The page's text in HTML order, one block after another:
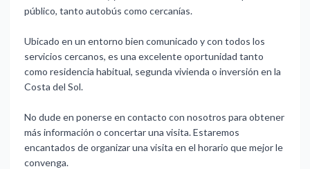
público, tanto autobús como cercanías.
Ubicado en un entorno bien comunicado y con todos los
servicios cercanos, es una excelente oportunidad tanto
como residencia habitual, segunda vivienda o inversión en la
Costa del Sol.
No dude en ponerse en contacto con nosotros para obtener
más información o concertar una visita. Estaremos
encantados de organizar una visita en el horario que mejor le
convenga.